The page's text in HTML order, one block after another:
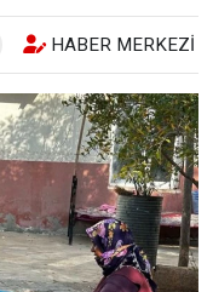
HABER MERKEZI